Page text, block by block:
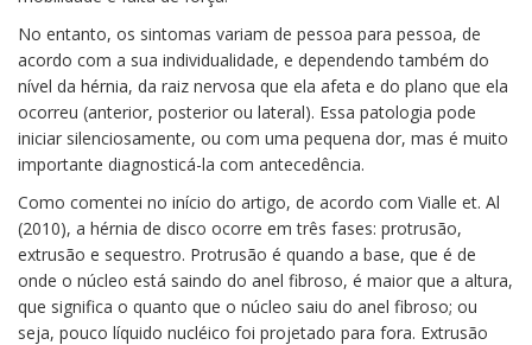
No entanto, os sintomas variam de pessoa para pessoa, de
acordo com a sua individualidade, e dependendo também do
nível da hérnia, da raiz nervosa que ela afeta e do plano que ela
ocorreu (anterior, posterior ou lateral). Essa patologia pode
iniciar silenciosamente, ou com uma pequena dor, mas é muito
importante diagnosticá-la com antecedência.
Como comentei no início do artigo, de acordo com Vialle et. Al
(2010), a hérnia de disco ocorre em três fases: protrusão,
extrusão e sequestro. Protrusão é quando a base, que é de
onde o núcleo está saindo do anel fibroso, é maior que a altura,
que significa o quanto que o núcleo saiu do anel fibroso; ou
seja, pouco líquido nucléico foi projetado para fora. Extrusão